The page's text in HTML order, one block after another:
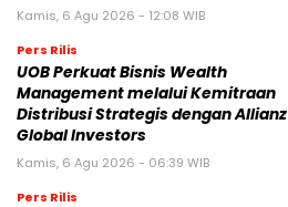
Kamis, 6 Agu 2026 - 12:08 WIB
Pers Rilis
UOB Perkuat Bisnis Wealth
Management melalui Kemitraan
Distribusi Strategis dengan Allianz
Global Investors
Kamis, 6 Agu 2026 - 06:39 WIB
Pers Rilis